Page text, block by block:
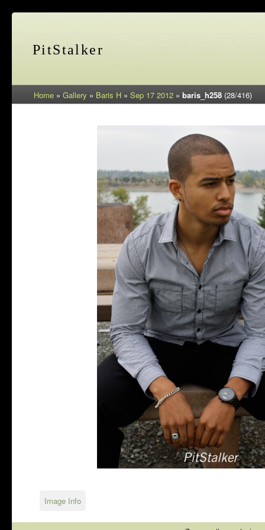
PitStalker
Home » Gallery » Baris H » Sep 17 2012 » baris_h258 (28/416)
Image Info